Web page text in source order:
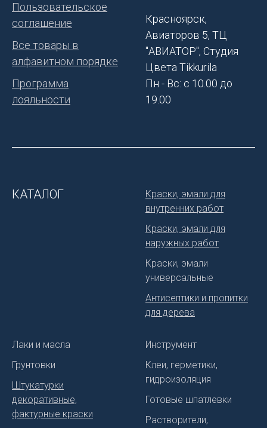
Пользовательское
соглашение
Все товары в
алфавитном порядке
Программа
лояльности
Красноярск,
Авиаторов 5, ТЦ
"АВИАТОР", Студия
Цвета Tikkurila
Пн - Вс: с 10.00 до
19.00
КАТАЛОГ
Краски, эмали для
внутренних работ
Краски, эмали для
наружных работ
Краски, эмали
универсальные
Антисептики и пропитки
для дерева
Лаки и масла
Грунтовки
Штукатурки
декоративные,
фактурные краски
Инструмент
Клеи, герметики,
гидроизоляция
Готовые шпатлевки
Растворители,